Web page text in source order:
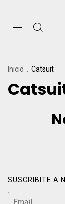
Inicio Catsuit
SUSCRIBITE A